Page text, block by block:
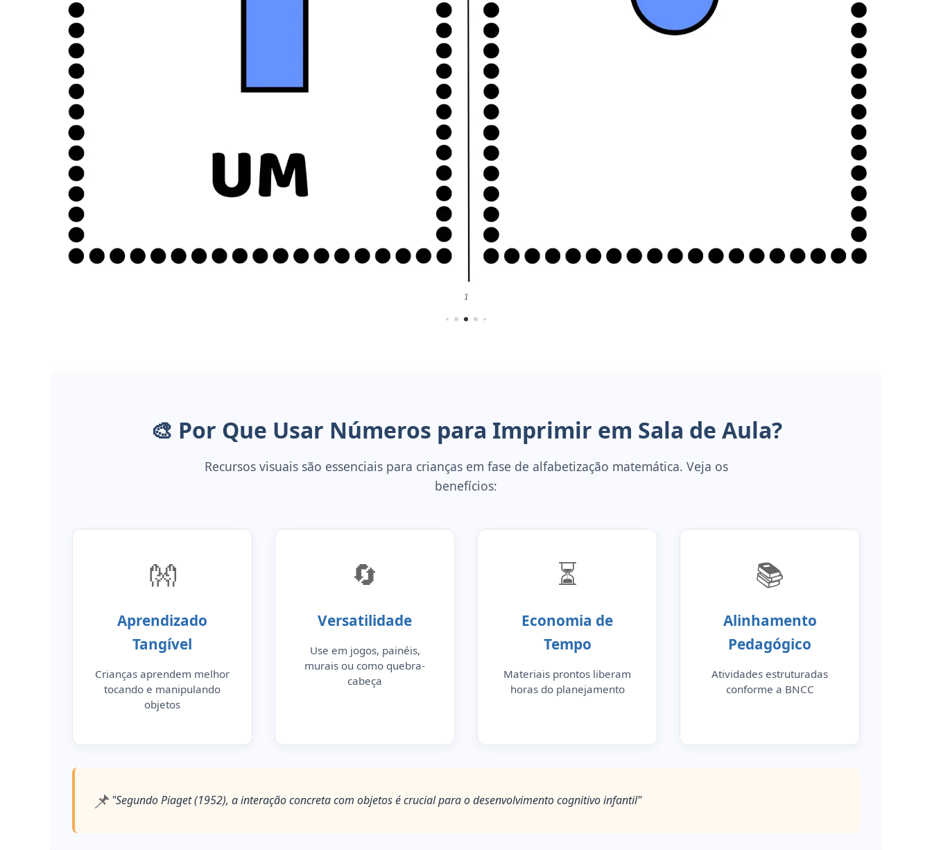
1
🎨 Por Que Usar Números para Imprimir em Sala de Aula?
Recursos visuais são essenciais para crianças em fase de alfabetização matemática. Veja os
benefícios:
👐
Aprendizado
Tangível
Crianças aprendem melhor
tocando e manipulando
objetos
🔄
Versatilidade
Use em jogos, painéis,
murais ou como quebra-
cabeça
⏳
Economia de
Tempo
Materiais prontos liberam
horas do planejamento
📚
Alinhamento
Pedagógico
Atividades estruturadas
conforme a BNCC
📌"Segundo Piaget (1952), a interação concreta com objetos é crucial para o desenvolvimento cognitivo infantil"